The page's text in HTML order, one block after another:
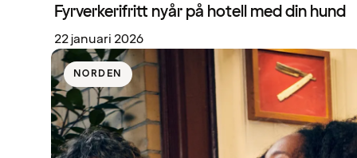
Fyrverkerifritt nyår på hotell med din hund
22 januari 2026
NORDEN